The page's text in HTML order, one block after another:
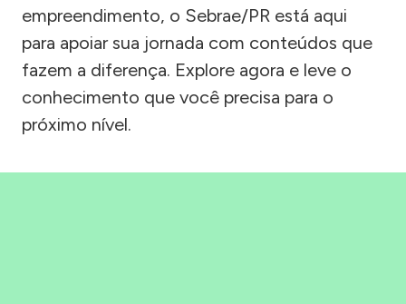
empreendimento, o Sebrae/PR está aqui
para apoiar sua jornada com conteúdos que
fazem a diferença. Explore agora e leve o
conhecimento que você precisa para o
próximo nível.